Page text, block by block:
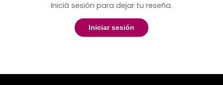
Iniciá sesión para dejar tu reseña.
Iniciar sesión